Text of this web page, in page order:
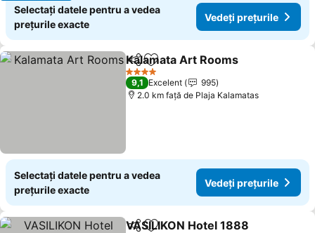
Selectați datele pentru a vedea
prețurile exacte
Vedeți prețurile
DistribuițiAdăugaţi la favorite
Kalamata Art Rooms
4 Stele
9,1 Excelent
995
2.0 km faţă de Plaja Kalamatas
Selectați datele pentru a vedea
prețurile exacte
Vedeți prețurile
VASILIKON Hotel 1888